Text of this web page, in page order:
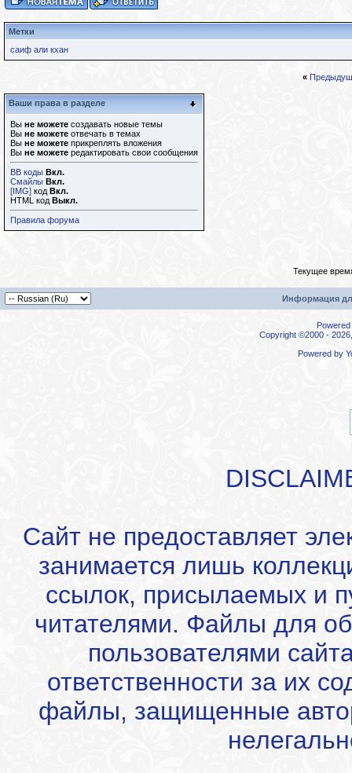
Метки
саиф али кхан
«
Ваши права в разделе
Вы не можете создавать новые темы
Вы не можете отвечать в темах
Вы не можете прикреплять вложения
Вы не можете редактировать свои сообщения
BB коды Вкл.
Смайлы Вкл.
[IMG] код Вкл.
HTML код Выкл.
Правила форума
Текущее
Информация
Copyright ©2000 -
Powered by
Сайт не предоставляет
занимается лишь
ссылок, присылаемых и
читателями. Файлы для
пользователями
ответственности за их
файлы, защищенные